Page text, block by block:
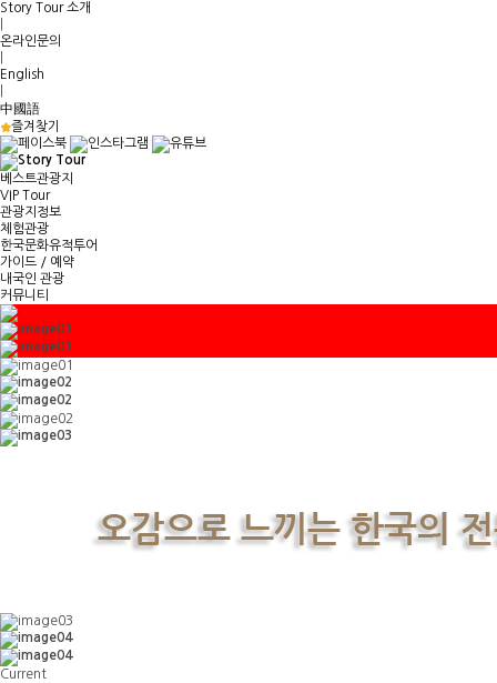
Story Tour 소개
온라인문의
English
中國語
즐겨찾기
베스트관광지
VIP Tour
관광지정보
체험관광
한국문화유적투어
가이드 / 예약
내국인 관광
커뮤니티
Current